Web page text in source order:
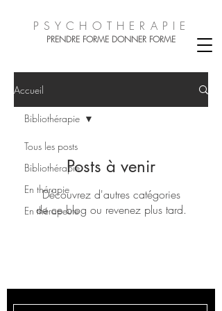
PSYCHOTHER A PIE
PRENDRE FORME DONNER FORME
Accueil
Tous les posts
Bibliothérapie
En thérapie
En thérapeute
Bibliothérapie
Posts à venir
Découvrez d'autres catégories
de ce blog ou revenez plus tard.